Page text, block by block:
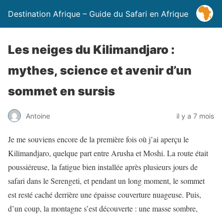
Destination Afrique – Guide du Safari en Afrique
Les neiges du Kilimandjaro :
mythes, science et avenir d’un
sommet en sursis
Antoine il y a 7 mois
Je me souviens encore de la première fois où j’ai aperçu le
Kilimandjaro, quelque part entre Arusha et Moshi. La route était
poussiéreuse, la fatigue bien installée après plusieurs jours de
safari dans le Serengeti, et pendant un long moment, le sommet
est resté caché derrière une épaisse couverture nuageuse. Puis,
d’un coup, la montagne s’est découverte : une masse sombre,